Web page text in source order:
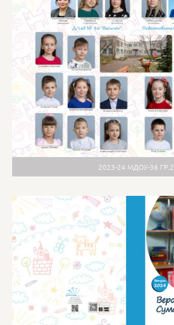
2023-24 МДОУ-36 ГР.2